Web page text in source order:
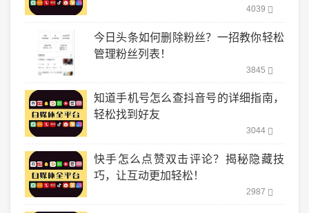
4039
今日头条如何删除粉丝？一招教你轻松
管理粉丝列表！
3845
知道手机号怎么查抖音号的详细指南，
轻松找到好友
3044
快手怎么点赞双击评论？揭秘隐藏技
巧，让互动更加轻松！
2987